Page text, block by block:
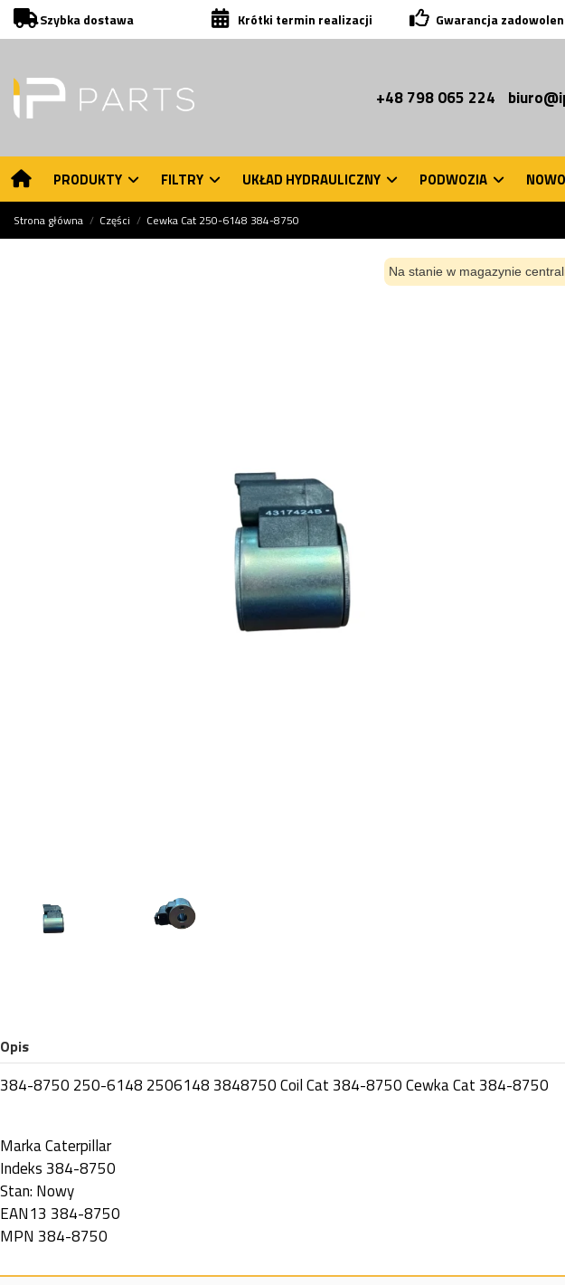
Szybka dostawa Krótki termin realizacji Gwarancja
+48 798 065 224
PRODUKTY FILTRY UKŁAD HYDRAULICZNY PODWOZIA
Strona główna Części Cewka Cat 250-6148 384-8750
Na stanie w magazynie
Opis
384-8750 250-6148 2506148 3848750 Coil Cat 384-8750 Cewka Cat 384-8750
MarkaCaterpillar
Indeks 384-8750
Stan: Nowy
EAN13 384-8750
MPN 384-8750